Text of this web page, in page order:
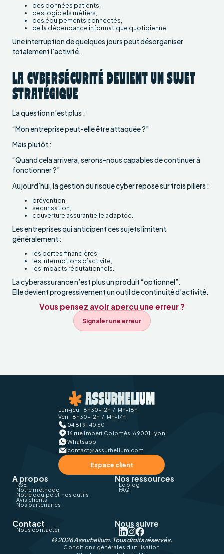
des données patients,
des logiciels métiers,
des équipements connectés,
de la dépendance informatique quotidienne.
Une interruption de quelques jours peut désorganiser
totalement l’activité.
LA CYBERSÉCURITÉ DEVIENT UN SUJET
STRATÉGIQUE
La question n’est plus :
“Mon entreprise peut-elle être attaquée ?”
Mais plutôt :
“Quand cela arrivera, serons-nous capables de continuer à
fonctionner ?”
Aujourd’hui, la gestion du risque cyber repose sur trois piliers :
prévention,
sécurisation,
couverture assurantielle adaptée.
Les entreprises qui anticipent ces sujets limitent
généralement :
les pertes financières,
les interruptions d’activité,
les impacts réputationnels.
La cyberassurance n’est plus un produit “optionnel”.
Elle devient progressivement un outil de continuité d’activité.
Vous pensez avoir aperçu une erreur ?
Signaler une erreur
Lun-jeu 8h30-12h / 14h-18h
Ven 8h30-12h / 14h-17h
04 81 91 40 60
16 rue Imbert Colomès, 69001 Lyon
Whatsapp
contact@assurhelium.com
Espace client
A propos
RSE
Notre méthode
Notre équipe et nos outils
Avis clients
Nos partenaires
Nos ressources
Le blog
FAQ
Contact
Nous contacter
Nous suivre
©2026Assurhelium. Tous droits réservés.
Conditions générales d’utilisation